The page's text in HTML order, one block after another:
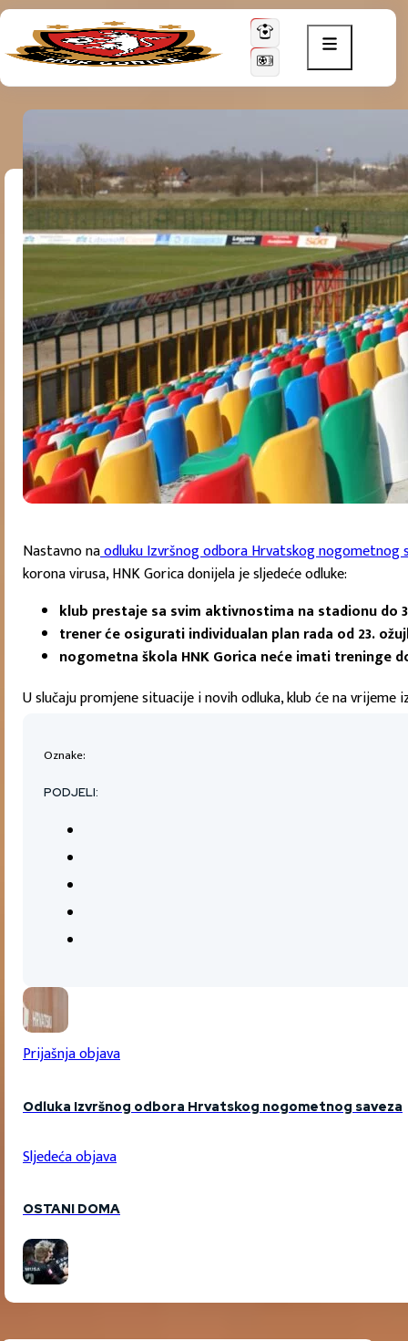
Nastavno naodluku Izvršnog odbora Hrvatskog nogometnog
korona virusa, HNK Gorica donijela je sljedeće odluke:
klub prestaje sa svim aktivnostima na stadionu do
trener će osigurati individualan plan rada od 23.
nogometna škola HNK Gorica neće imati treninge
U slučaju promjene situacije i novih odluka, klub će na
Oznake:
PODJELI:
Prijašnja objava
Odluka Izvršnog odbora Hrvatskog nogometnog saveza
Sljedeća objava
OSTANI DOMA